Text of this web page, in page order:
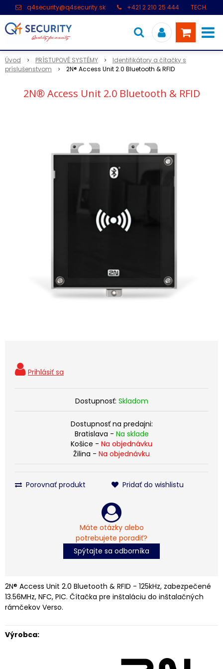
q4security@q4security.sk +421 2 210 25 444
TECH.
Úvod PRÍSTUPOVÉ SYSTÉMY
Identifikátory a čítačky s
príslušenstvom
2N® Access Unit 2.0 Bluetooth & RFID
2N® Access Unit 2.0 Bluetooth & RFID
Dostupnosť: Skladom
Dostupnosť na predajni:
Bratislava - Na sklade
Košice - Na objednávku
Žilina - Na objednávku
Porovnať produkt Pridať do wishlistu
Máte otázky alebo
potrebujete poradiť?
Spýtajte sa odborníka
2N® Access Unit 2.0 Bluetooth & RFID - 125kHz, zabezpečené
13.56MHz, NFC, PIC. Čítačka pre inštaláciu do inštalačných
rámčekov Verso.
Výrobca: